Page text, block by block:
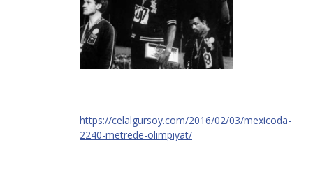
https://celalgursoy.com/2016/02/03/mexicoda-
2240-metrede-olimpiyat/